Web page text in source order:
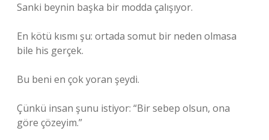
Sanki beynin başka bir modda çalışıyor.
En kötü kısmı şu: ortada somut bir neden olmasa
bile his gerçek.
Bu beni en çok yoran şeydi.
Çünkü insan şunu istiyor: “Bir sebep olsun, ona
göre çözeyim.”